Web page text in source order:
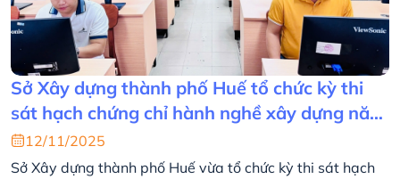
Sở Xây dựng thành phố Huế tổ chức kỳ thi
sát hạch chứng chỉ hành nghề xây dựng năm
2025 tại HueCIT
12/11/2025
Sở Xây dựng thành phố Huế vừa tổ chức kỳ thi sát hạch